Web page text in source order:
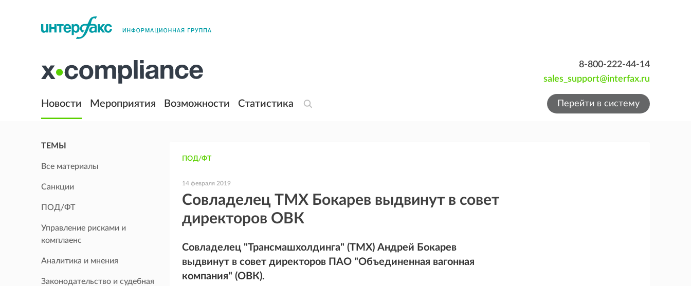
8-800-222-44-14
sales_support@interfax.ru
Новости Мероприятия Возможности Статистика Перейти в систему
ТЕМЫ
Все материалы
Санкции
ПОД/ФТ
Управление рисками и
комплаенс
Аналитика и мнения
Законодательство и судебная
ПОД/ФТ
14 февраля 2019
Совладелец ТМХ Бокарев выдвинут в совет
директоров ОВК
Совладелец "Трансмашхолдинга" (ТМХ) Андрей Бокарев
выдвинут в совет директоров ПАО "Объединенная вагонная
компания" (ОВК).